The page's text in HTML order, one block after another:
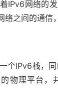
IPv6网络的
之间的通信
个IPv6栈，
物理平台，